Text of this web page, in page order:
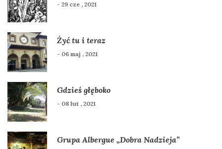
- 29 cze , 2021
Żyć tu i teraz
- 06 maj , 2021
Gdzieś głęboko
- 08 lut , 2021
Grupa Albergue „Dobra Nadzieja”